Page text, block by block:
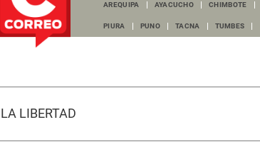
AREQUIPA AYACUCHO CHIMBOTE
PIURA PUNO TACNA TUMBES
LA LIBERTAD